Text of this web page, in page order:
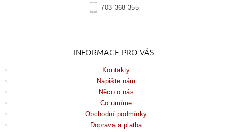
703 368 355
INFORMACE PRO VÁS
Kontakty
Napište nám
Něco o nás
Co umíme
Obchodní podmínky
Doprava a platba